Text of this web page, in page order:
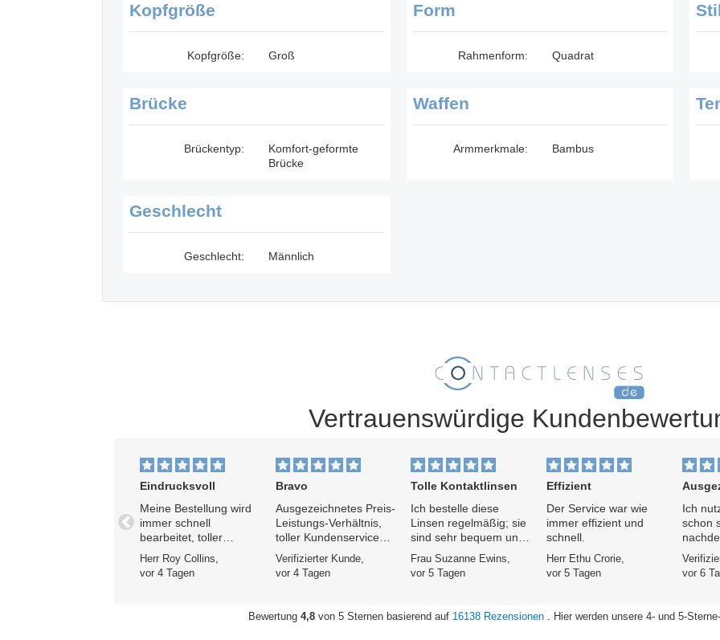
Kopfgröße
Kopfgröße: Groß
Form
Rahmenform: Quadrat
Brücke
Brückentyp:
Komfort-geformte
Brücke
Waffen
Armmerkmale: Bambus
Geschlecht
Geschlecht: Männlich
Vertrauenswürdige
Eindrucksvoll
Meine Bestellung wird
immer schnell
bearbeitet, toller
Service, super
Kommunikation, super
Preis 👍
Herr Roy Collins,
vor 4 Tagen
Bravo
Ausgezeichnetes Preis-
Leistungs-Verhältnis,
toller Kundenservice
und schnelle Lieferung.
Ich bin seit Jahren
Kunde und würde
hingehen.
Verifizierter Kunde,
vor 4 Tagen
Tolle Kontaktlinsen
Ich bestelle diese
Linsen regelmäßig; sie
sind sehr bequem und
einfach zu bedienen.
Frau Suzanne Ewins,
vor 5 Tagen
Effizient
Der Service war wie
immer effizient und
schnell.
Herr Ethu Crorie,
vor 5 Tagen
Ich
schon
sie im
der
vor 6
Vorherige
Bewertung 4,8von 5 Sternen basierend auf 16138 Rezensionen. Hier werden unsere 4- und 5-